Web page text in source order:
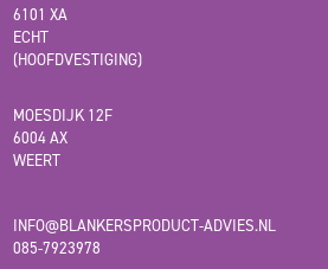
6101 XA
ECHT
(HOOFDVESTIGING)
MOESDIJK 12F
6004 AX
WEERT
INFO@BLANKERSPRODUCT-ADVIES.NL
085-7923978